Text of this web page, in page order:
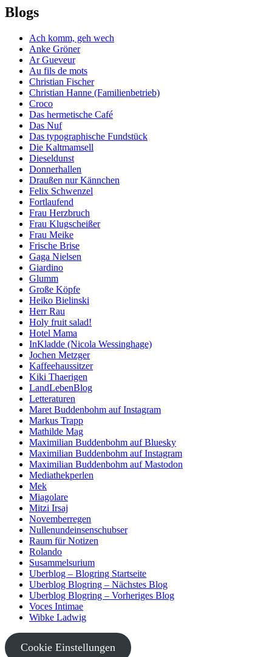
Blogs
Ach komm, geh wech
Anke Gröner
Ar Gueveur
Au fils de mots
Christian Fischer
Christian Hanne (Familienbetrieb)
Croco
Das hermetische Café
Das Nuf
Das typographische Fundstück
Die Kaltmamsell
Dieseldunst
Donnerhallen
Draußen nur Kännchen
Felix Schwenzel
Fortlaufend
Frau Herzbruch
Frau Klugscheißer
Frau Meike
Frische Brise
Gaga Nielsen
Giardino
Glumm
Große Köpfe
Heiko Bielinski
Herr Rau
Holy fruit salad!
Hotel Mama
InKladde (Nicola Wessinghage)
Jochen Metzger
Kaffeehaussitzer
Kiki Thaerigen
LandLebenBlog
Letteraturen
Maret Buddenbohm auf Instagram
Markus Trapp
Mathilde Mag
Maximilian Buddenbohm auf Bluesky
Maximilian Buddenbohm auf Instagram
Maximilian Buddenbohm auf Mastodon
Mediathekperlen
Mek
Miagolare
Mitzi Irsaj
Novemberregen
Nullenundeinsenschubser
Raum für Notizen
Rolando
Susammelsurium
Uberblog – Blogring Startseite
Uberblog Blogring – Nächstes Blog
Uberblog Blogring – Vorheriges Blog
Voces Intimae
Wibke Ladwig
Cookie Einstellungen